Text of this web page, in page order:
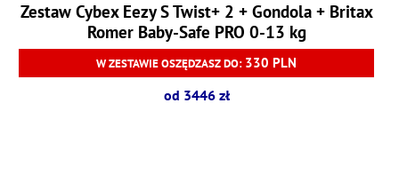
Zestaw Cybex Eezy S Twist+ 2 + Gondola + Britax
Romer Baby-Safe PRO 0-13 kg
W ZESTAWIE OSZĘDZASZ DO: 330 PLN
od 3446 zł